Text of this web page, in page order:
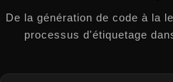
De la génération de code à la
processus d'étiquetage